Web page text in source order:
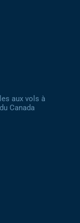
aux vols à
Canada